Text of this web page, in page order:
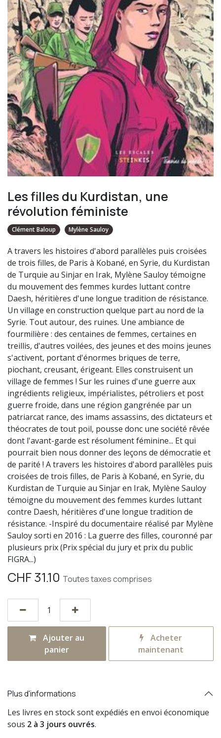
Les filles du Kurdistan, une
révolution féministe
Clément Baloup Mylène Sauloy
A travers les histoires d'abord parallèles puis croisées
de trois filles, de Paris à Kobané, en Syrie, du Kurdistan
de Turquie au Sinjar en Irak, Mylène Sauloy témoigne
du mouvement des femmes kurdes luttant contre
Daesh, héritières d'une longue tradition de résistance.
Un village en construction quelque part au nord de la
Syrie. Tout autour, des ruines. Une ambiance de
fourmilière : des centaines de femmes, certaines en
treillis, d'autres voilées, des jeunes et des moins jeunes
s'activent, portant d'énormes briques de terre,
piochant, creusant, érigeant. Elles construisent un
village de femmes ! Sur les ruines d'une guerre aux
ingrédients religieux, impérialistes, pétroliers et post
guerre froide, dans une région gangrénée par un
patriarcat rance, des imams assassins, des dictateurs et
théocrates de tout poil, pousse donc une société rêvée
dont l'avant-garde est résolument féminine... Et qui
pourrait bien nous donner des leçons de démocratie et
de parité ! A travers les histoires d'abord parallèles puis
croisées de trois filles, de Paris à Kobané, en Syrie, du
Kurdistan de Turquie au Sinjar en Irak, Mylène Sauloy
témoigne du mouvement des femmes kurdes luttant
contre Daesh, héritières d'une longue tradition de
résistance. -Inspiré du documentaire réalisé par Mylène
Sauloy sorti en 2016 : La guerre des filles, couronné par
plusieurs prix (Prix spécial du jury et prix du public
FIGRA...)
CHF31.10 Toutes taxes comprises
Ajouter au
panier
Acheter
maintenant
Plus d'informations
Les livres en stock sont expédiés en envoi économique
sous 2 à 3 jours ouvrés.